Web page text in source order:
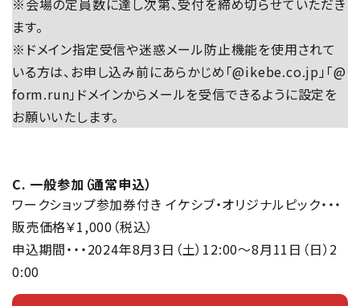
ます。
※ドメイン指定受信や迷惑メール防止機能を使用されて
いる方は、お申し込み前にあらかじめ「@ikebe.co.jp」「@
form.run」ドメインからメールを受信できるように設定を
お願いいたします。
C. 一般参加（通常申込）
ワークショップ参加券付き イケシブ・オリジナルピック・・・
販売価格￥1,000（税込）
申込期間・・・2024年8月3日（土）12:00～8月11日（日）2
0:00